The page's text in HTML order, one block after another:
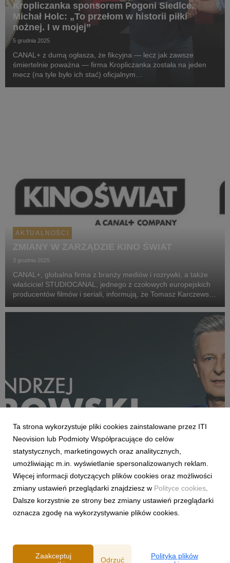
Kropliczanka sponsorem Pogoni Siedlce.
Michał Holc: „To przełom w historii piłki
nożnej. I w mojej”
5 grudnia 2025
CANAL+ z dumą ogłasza, że fikcyjna — lecz jak zawsze
śmiertelnie poważna — firma Kropliczanka została na jeden
mecz (na tyle było ich stać) oficjalnym
AKTUALNOŚCI
ZMIANY W ZARZĄDZIE KINO ŚWIAT
3 grudnia 2025
CANAL+, globalna firma z branży mediów i rozrywki, a także
właściciel STUDIOCANAL, jednego z czołowych europejskich
producentów filmów i seriali, informują, że Tomasz Karczewski,
stanowiska członka zarządu spółki i z ...
AKTUALNOŚCI
„Here We Go!” Andrzej Twarowski w CANAL+!
7 sierpnia 2025
Czas na prawdziwy hit naszego okna transferowego. Możemy
oficjalnie przekazać, że Andrzej Twarowski powraca do
zespołu redakcji sportowej CANAL+. Już od początku sezonu
Ta strona wykorzystuje pliki cookies zainstalowane przez ITI
Neovision lub Podmioty Współpracujące do celów
statystycznych, marketingowych oraz analitycznych,
umożliwiając m.in. wyświetlanie spersonalizowanych reklam.
Więcej informacji dotyczących plików cookies oraz możliwości
zmiany ustawień przeglądarki znajdziesz w Polityce cookies
Dalsze korzystnie ze strony bez zmiany ustawień przeglądarki
oznacza zgodę na wykorzystywanie plików cookies.
Zaakceptuj
Odrzuć
Polityka plików